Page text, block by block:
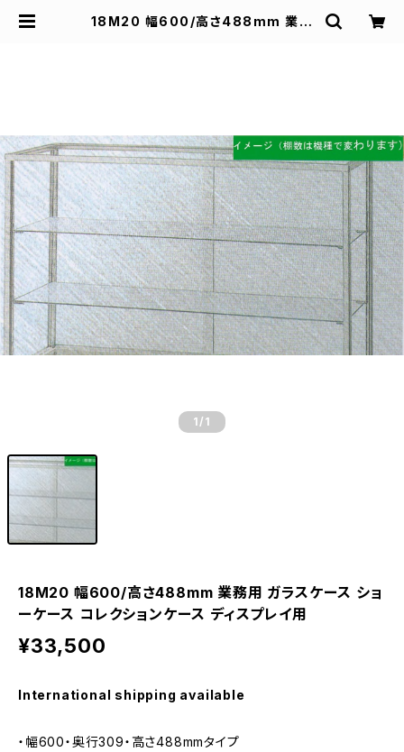
18M20 幅600/高さ488mm 業務
1 /1
18M20 幅600/高さ488mm 業務用 ガラスケース ショ
ーケース コレクションケース ディスプレイ用
¥33,500
International shipping available
・幅600・奥行309・高さ488mmタイプ